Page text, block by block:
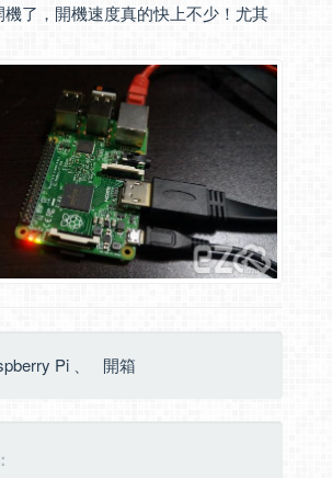
了，開機速度真的快上不少！尤其
Pi 開箱